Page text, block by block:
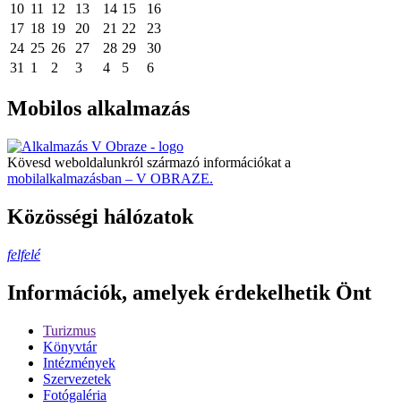
10 11 12 13 14 15
16
17 18 19 20 21 22
23
24 25 26 27 28 29
30
31
1 2 3 4 5 6
Mobilos alkalmazás
Kövesd weboldalunkról származó információkat a
mobilalkalmazásban – V OBRAZE.
Közösségi hálózatok
felfelé
Információk, amelyek érdekelhetik Önt
Turizmus
Könyvtár
Intézmények
Szervezetek
Fotógaléria